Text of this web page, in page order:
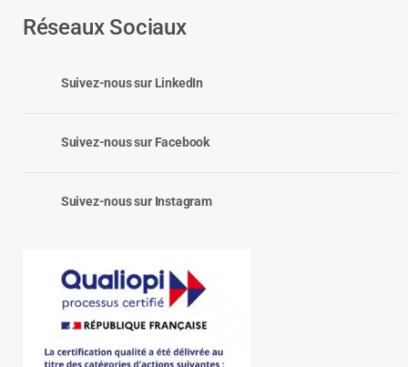
Réseaux Sociaux
Suivez-nous sur LinkedIn
Suivez-nous sur Facebook
Suivez-nous sur Instagram